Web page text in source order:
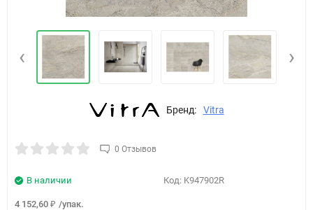
‹ ›
Бренд: Vitra
0 Отзывов
Код: K947902R
В наличии
4 152,60 ₽ /упак.